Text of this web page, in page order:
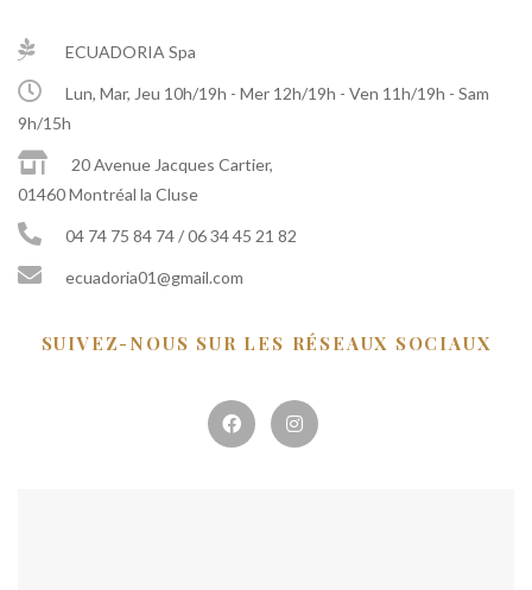
ECUADORIA Spa
Lun, Mar, Jeu 10h/19h - Mer 12h/19h - Ven 11h/19h - Sam
9h/15h
20 Avenue Jacques Cartier,
01460 Montréal la Cluse
04 74 75 84 74 / 06 34 45 21 82
ecuadoria01@gmail.com
SUIVEZ-NOUS SUR LES RÉSEAUX SOCIAUX